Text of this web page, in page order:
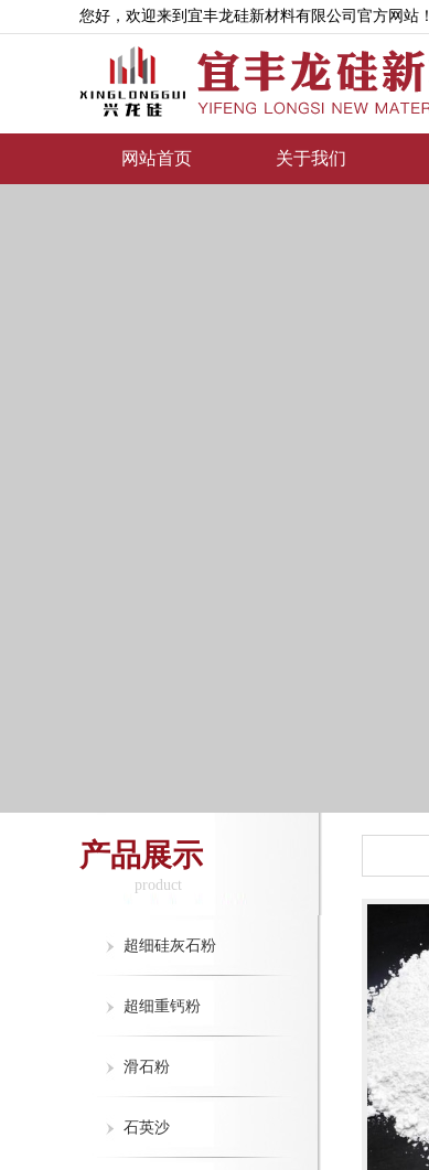
您好，欢迎来到宜丰龙硅新材料有限公司官方网站！
网站首页 关于我们
产品展示
product
超细硅灰石粉
超细重钙粉
滑石粉
石英沙